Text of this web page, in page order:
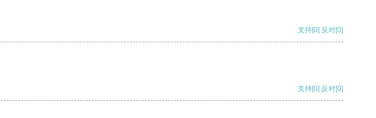
支持[0] 反对[0]
支持[0] 反对[0]